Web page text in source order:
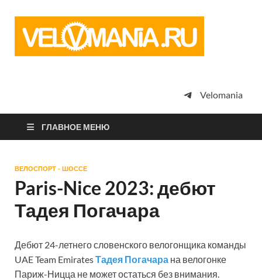
просто
Velomania
ГЛАВНОЕ МЕНЮ
ВЕЛОСПОРТ - ШОССЕ
Paris-Nice 2023: дебют
Тадея Погачара
Дебют 24-летнего словенского велогонщика команды
UAE Team EmiratesТадея Погачара на велогонке
Париж-Ницца не может остаться без внимания.